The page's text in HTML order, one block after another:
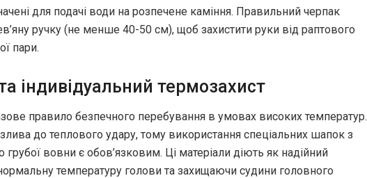
для подачі води на розпечене каміння. Правильний черпак
ручку (не менше 40-50 см), щоб захистити руки від раптового
пари.
індивідуальний термозахист
правило безпечного перебування в умовах високих температур.
до теплового удару, тому використання спеціальних шапок з
грубої вовни є обов’язковим. Ці матеріали діють як надійний
температуру голови та захищаючи судини головного